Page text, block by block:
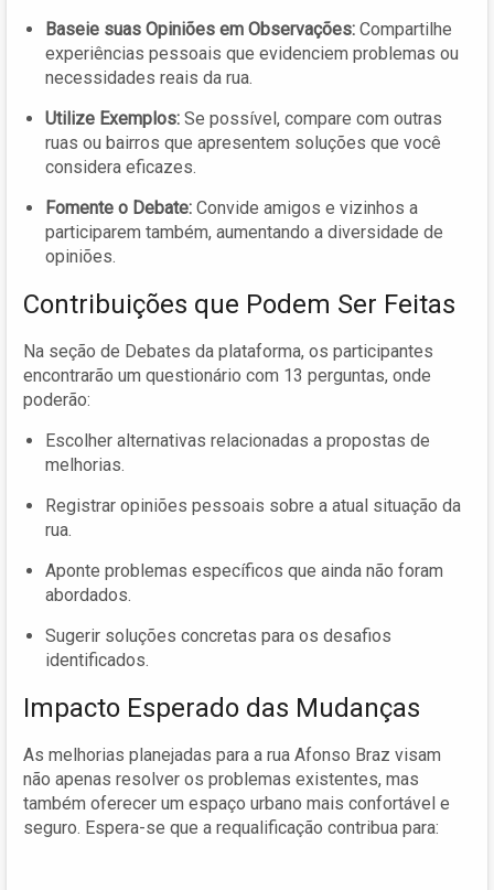
Baseie suas Opiniões em Observações: Compartilhe
experiências pessoais que evidenciem problemas ou
necessidades reais da rua.
Utilize Exemplos: Se possível, compare com outras
ruas ou bairros que apresentem soluções que você
considera eficazes.
Fomente o Debate: Convide amigos e vizinhos a
participarem também, aumentando a diversidade de
opiniões.
Contribuições que Podem Ser Feitas
Na seção de Debates da plataforma, os participantes
encontrarão um questionário com 13 perguntas, onde
poderão:
Escolher alternativas relacionadas a propostas de
melhorias.
Registrar opiniões pessoais sobre a atual situação da
rua.
Aponte problemas específicos que ainda não foram
abordados.
Sugerir soluções concretas para os desafios
identificados.
Impacto Esperado das Mudanças
As melhorias planejadas para a rua Afonso Braz visam
não apenas resolver os problemas existentes, mas
também oferecer um espaço urbano mais confortável e
seguro. Espera-se que a requalificação contribua para: